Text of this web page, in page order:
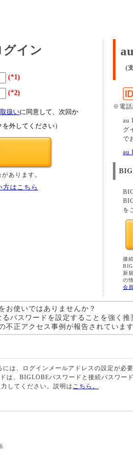
イン
(*1)
(*2)
扱いに同意して、次回か
外してください）
あります。
方はこちら
(
※電話
au
グ
で
au
を
接
新
の
会
お使いではありませんか？
パスワードを設定することを強く推
正アクセス事例が報告されています
には、ログインメールアドレスの設定が必
は、BIGLOBEパスワードと接続パスワー
してください。説明は こちら。